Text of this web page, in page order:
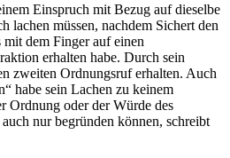
Einspruch mit Bezug auf dieselbe
lachen müssen, nachdem Sichert den
dem Finger auf einen
erhalten habe. Durch sein
zweiten Ordnungsruf erhalten. Auch
habe sein Lachen zu keinem
Ordnung oder der Würde des
nur begründen können, schreibt